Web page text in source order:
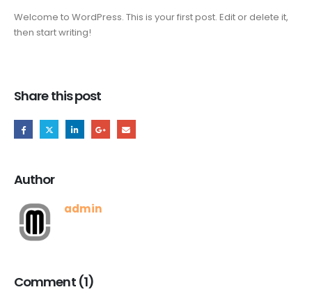
Welcome to WordPress. This is your first post. Edit or delete it,
then start writing!
Share this post
Author
admin
Comment (1)